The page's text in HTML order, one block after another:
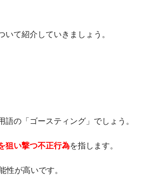
て紹介していきましょう。
の「ゴースティング」でしょう。
狙い撃つ不正行為を指します。
性が高いです。